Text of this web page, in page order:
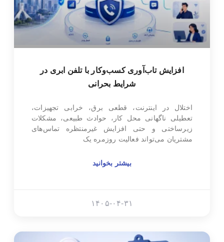
افزایش تاب‌آوری کسب‌وکار با تلفن ابری در
شرایط بحرانی
اختلال در اینترنت، قطعی برق، خرابی تجهیزات،
تعطیلی ناگهانی محل کار، حوادث طبیعی، مشکلات
زیرساختی و حتی افزایش غیرمنتظره تماس‌های
مشتریان می‌تواند فعالیت روزمره یک
بیشتر بخوانید
۱۴۰۵-۰۴-۳۱